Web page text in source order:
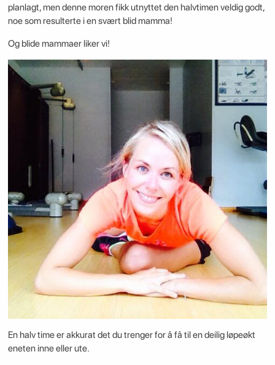
planlagt, men denne moren fikk utnyttet den halvtimen veldig godt,
noe som resulterte i en svært blid mamma!
Og blide mammaer liker vi!
En halv time er akkurat det du trenger for å få til en deilig løpeøkt
eneten inne eller ute.